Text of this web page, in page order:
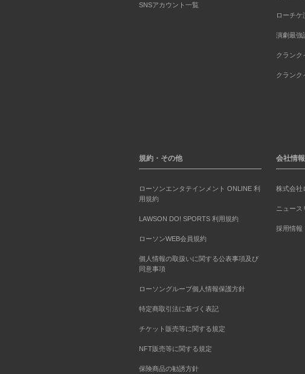
SNSアカウント一覧
ローチケ
演劇最強
クランク
クランク
規約・その他
ローソンエンタテインメント ONLINE 利
用規約
LAWSON DO! SPORTS 利用規約
ローソンWEB会員規約
個人情報の取扱いに関する公表事項及び
同意事項
ローソングループ個人情報保護方針
特定商取引法に基づく表記
チケット販売等に関する規定
NFT販売等に関する規定
保険商品の勧誘方針
会社情報
株式会社
ニュース
採用情報